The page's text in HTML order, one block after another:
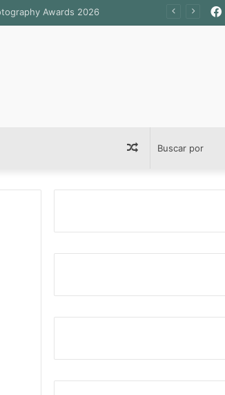
Publicación
al
azar